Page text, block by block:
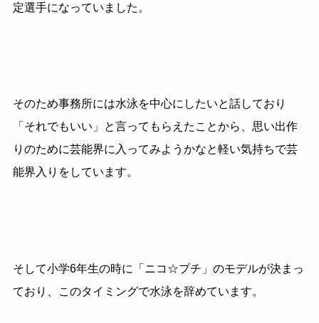
定選手になっていました。
そのため事務所には水泳を中心にしたいと話しており
「それでもいい」と言ってもらえたことから、思い出作
りのために芸能界に入ってみようかなと軽い気持ちで芸
能界入りをしています。
そして小学6年生の時に「ニコ☆プチ」のモデルが決まっ
ており、このタイミングで水泳を辞めています。